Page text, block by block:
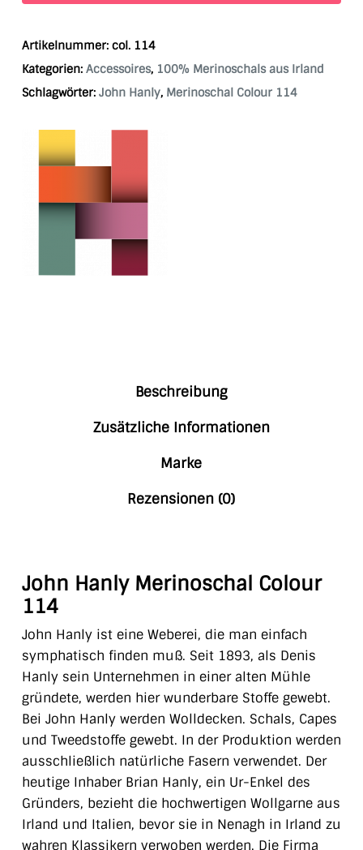
Artikelnummer: col. 114
Kategorien: Accessoires, 100% Merinoschals aus Irland
Schlagwörter: John Hanly, Merinoschal Colour 114
Beschreibung
Zusätzliche Informationen
Marke
Rezensionen (0)
John Hanly Merinoschal Colour
114
John Hanly ist eine Weberei, die man einfach
symphatisch finden muß. Seit 1893, als Denis
Hanly sein Unternehmen in einer alten Mühle
gründete, werden hier wunderbare Stoffe gewebt.
Bei John Hanly werden Wolldecken. Schals, Capes
und Tweedstoffe gewebt. In der Produktion werden
ausschließlich natürliche Fasern verwendet. Der
heutige Inhaber Brian Hanly, ein Ur-Enkel des
Gründers, bezieht die hochwertigen Wollgarne aus
Irland und Italien, bevor sie in Nenagh in Irland zu
wahren Klassikern verwoben werden. Die Firma